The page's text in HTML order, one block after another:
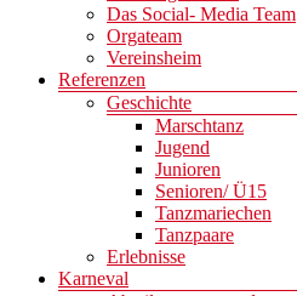
Das Social- Media Team
Orgateam
Vereinsheim
Referenzen
Geschichte
Marschtanz
Jugend
Junioren
Senioren/ Ü15
Tanzmariechen
Tanzpaare
Erlebnisse
Karneval